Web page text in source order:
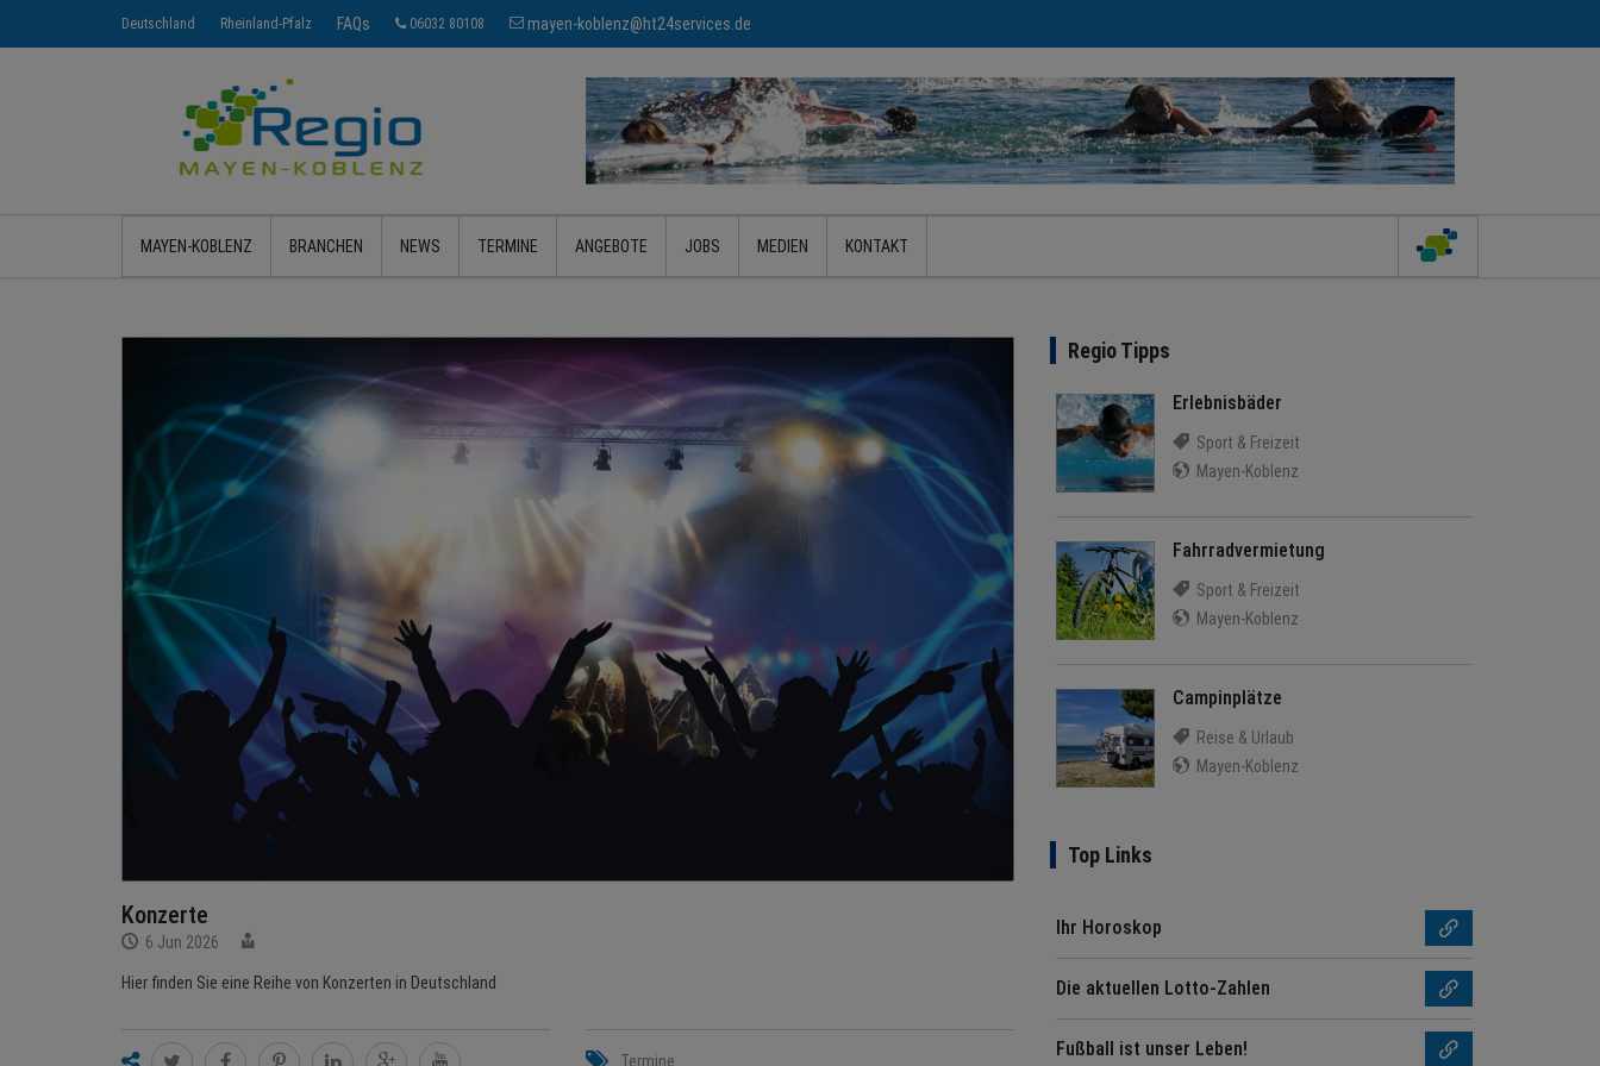
Deutschland Rheinland-Pfalz FAQs 06032 80108 mayen-koblenz@ht24services.de
MAYEN-KOBLENZ BRANCHEN NEWS TERMINE ANGEBOTE JOBS MEDIEN KONTAKT
Konzerte
6 Jun 2026
Hier finden Sie eine Reihe von Konzerten in Deutschland
Termine
Regio Tipps
Erlebnisbäder
Sport & Freizeit
Mayen-Koblenz
Fahrradvermietung
Sport & Freizeit
Mayen-Koblenz
Campinplätze
Reise & Urlaub
Mayen-Koblenz
Top Links
Ihr Horoskop
Die aktuellen Lotto-Zahlen
Fußball ist unser Leben!